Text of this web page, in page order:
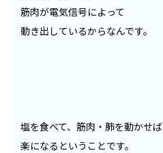
筋肉が電気信号によって
動き出しているからなんです。
塩を食べて、筋肉・肺を動かせば
楽になるということです。